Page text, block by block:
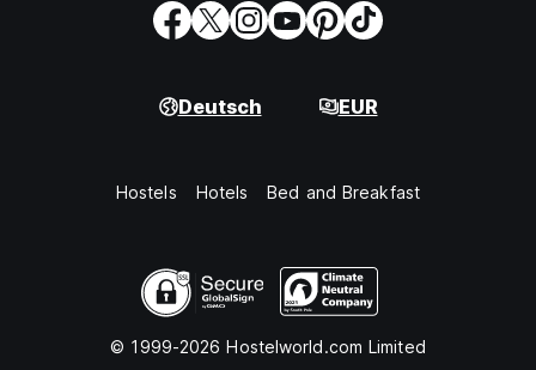
Deutsch EUR
Hostels Hotels Bed and Breakfast
© 1999-2026 Hostelworld.com Limited